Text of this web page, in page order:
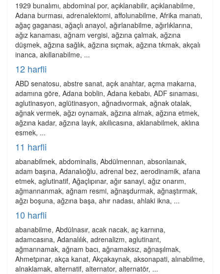
1929 bunalımı, abdominal por, açıklanabilir, açıklanabilme,
Adana burması, adrenalektomi, affolunabilme, Afrika manatı,
ağaç gaganası, ağaçlı anayol, ağırlanabilme, ağırlıklarına,
ağız kanaması, ağnam vergisi, ağzına çalmak, ağzına
düşmek, ağzına sağlık, ağzına sıçmak, ağzına tıkmak, akçalı
inanca, akıllanabilme, ...
12 harfli
ABD senatosu, abstre sanat, açık anahtar, açma makarna,
adamına göre, Adana boblin, Adana kebabı, ADF sınaması,
aglutinasyon, aglütinasyon, ağnadıvormak, ağnak otalak,
ağnak vermek, ağzı oynamak, ağzına almak, ağzına etmek,
ağzına kadar, ağzına layık, akıllıcasına, aklanabilmek, aklına
esmek, ...
11 harfli
abanabilmek, abdominalis, Abdülmennan, absonlaınak,
adam başına, Adanalıoğlu, adrenal bez, aerodinamik, afana
etmek, aglutinatif, Ağaçlıpınar, ağır sanayi, ağız onarım,
ağmannanmak, ağnam resmi, ağnaşdurmak, ağnaştırmak,
ağzı boşuna, ağzına başa, ahır nadası, ahlaki ikna, ...
10 harfli
abanabilme, Abdülnasır, acak nacak, aç karnına,
adamcasına, Adanalılık, adrenalizm, aglutinant,
ağmannamak, ağnam bacı, ağnamaksız, ağnaşılmak,
Ahmetpınar, akça kanat, Akçakaynak, aksonapati, alınabilme,
alnaklamak, alternatif, alternator, alternatör, ...